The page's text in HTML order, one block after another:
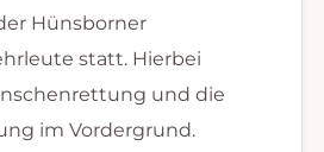
Hünsborner
statt. Hierbei
und die
im Vordergrund.